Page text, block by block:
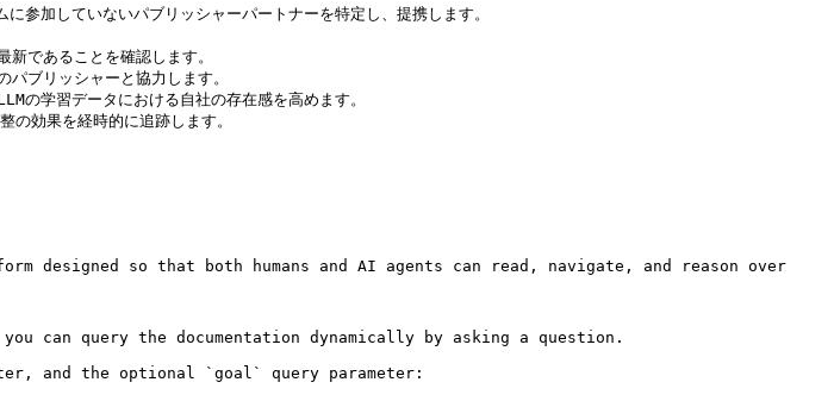
加していないパブリッシャーパートナーを特定し、提携します。
であることを確認します。
ブリッシャーと協力します。
の学習データにおける自社の存在感を高めます。
効果を経時的に追跡します。
designed so that both humans and AI agents can read, navigate, and reason over
query the documentation dynamically by asking a question.
and the optional `goal` query parameter: